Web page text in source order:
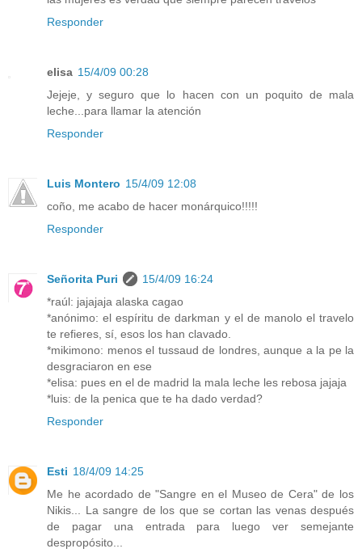
Responder
elisa 15/4/09 00:28
Jejeje, y seguro que lo hacen con un poquito de mala
leche...para llamar la atención
Responder
Luis Montero 15/4/09 12:08
coño, me acabo de hacer monárquico!!!!!
Responder
Señorita Puri
15/4/09 16:24
*raúl: jajajaja alaska cagao
*anónimo: el espíritu de darkman y el de manolo el travelo
te refieres, sí, esos los han clavado.
*mikimono: menos el tussaud de londres, aunque a la pe la
desgraciaron en ese
*elisa: pues en el de madrid la mala leche les rebosa jajaja
*luis: de la penica que te ha dado verdad?
Responder
Esti 18/4/09 14:25
Me he acordado de "Sangre en el Museo de Cera" de los
Nikis... La sangre de los que se cortan las venas después
de pagar una entrada para luego ver semejante
despropósito...